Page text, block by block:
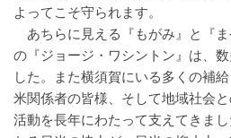
よってこそ守られます。
あちらに見える『もがみ』と『
の『ジョージ・ワシントン』は、
した。また横須賀にいる多くの補
米関係者の皆様、そして地域社会
活動を長年にわたって支えてきま